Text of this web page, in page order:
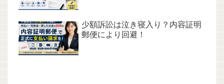
少額訴訟は泣き寝入り？内容証明
郵便により回避！